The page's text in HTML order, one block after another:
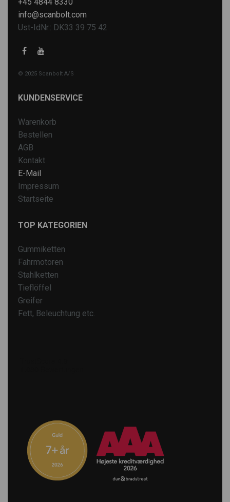
+45 4844 8330
info@scanbolt.com
Ust-IdNr.: DK33 39 75 42
© 2025 Scanbolt A/S
KUNDENSERVICE
Warenkorb
Bestellen
AGB
Kontakt
E-Mail
Impressum
Startseite
TOP KATEGORIEN
Gummiketten
Fahrmotoren
Stahlketten
Tieflöffel
Greifer
Fett, Beleuchtung etc.